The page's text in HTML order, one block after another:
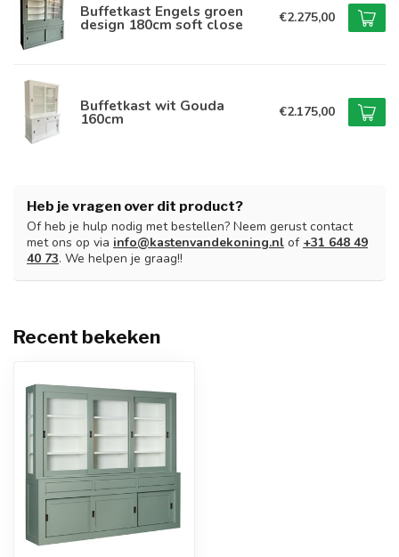
Buffetkast Engels groen
design 180cm soft close €2.275,00
Buffetkast wit Gouda
160cm €2.175,00
Heb je vragen over dit product?
Of heb je hulp nodig met bestellen? Neem gerust contact
met ons op via info@kastenvandekoning.nl of +31 648 49
40 73. We helpen je graag!!
Recent bekeken